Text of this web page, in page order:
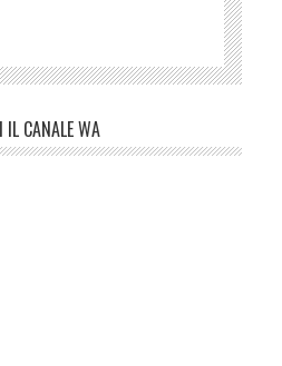
IL CANALE WA